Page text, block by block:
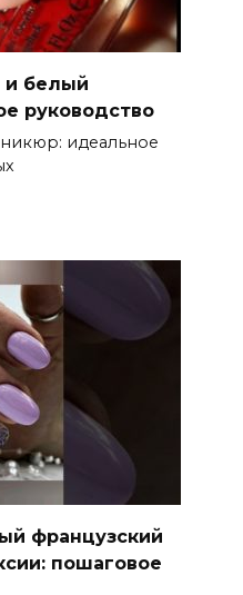
белый
руководство
идеальное
французский
пошаговое